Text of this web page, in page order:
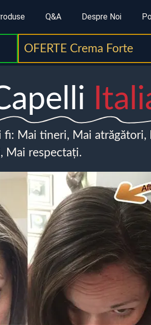
Q&A Despre Noi
OFERTE Crema Forte
Mai tineri, Mai atrăgători,
Mai respectați.